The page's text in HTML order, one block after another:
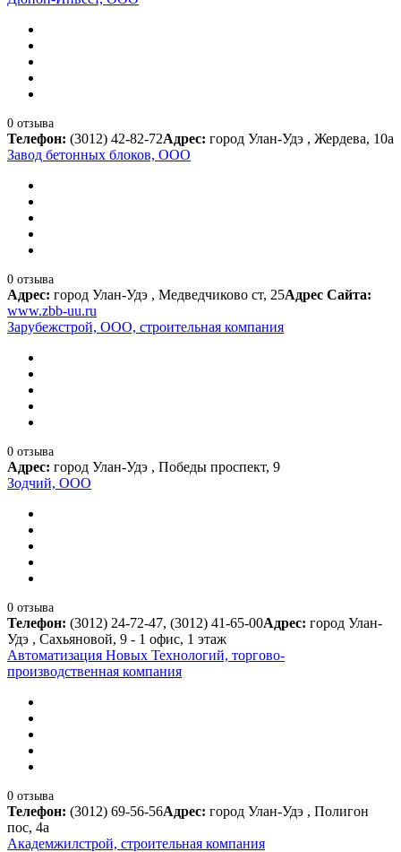
0 отзыва
Телефон: (3012) 42-82-72Адрес: город Улан-Удэ , Жердева, 10а
Завод бетонных блоков, ООО
0 отзыва
Адрес: город Улан-Удэ , Медведчиково ст, 25Адрес Сайта:
www.zbb-uu.ru
Зарубежстрой, ООО, строительная компания
0 отзыва
Адрес: город Улан-Удэ , Победы проспект, 9
Зодчий, ООО
0 отзыва
Телефон: (3012) 24-72-47, (3012) 41-65-00Адрес: город Улан-
Удэ , Сахьяновой, 9 - 1 офис, 1 этаж
Автоматизация Новых Технологий, торгово-
производственная компания
0 отзыва
Телефон: (3012) 69-56-56Адрес: город Улан-Удэ , Полигон
пос, 4а
Академжилстрой, строительная компания